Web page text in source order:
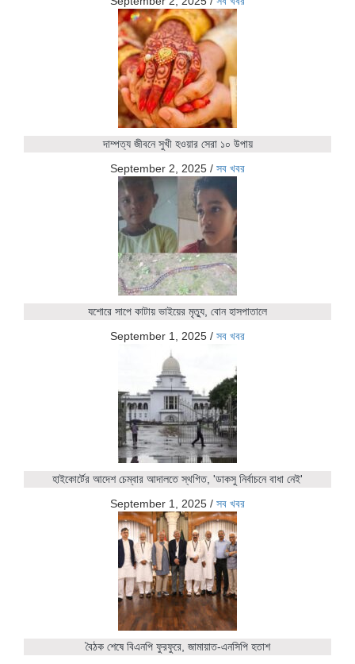
দাম্পত্য জীবনে সুখী হওয়ার সেরা ১০ উপায়
September 2, 2025 / সব খবর
যশোরে সাপে কাটায় ভাইয়ের মৃত্যু, বোন হাসপাতালে
September 1, 2025 / সব খবর
হাইকোর্টের আদেশ চেম্বার আদালতে স্থগিত, 'ডাকসু নির্বাচনে বাধা নেই'
September 1, 2025 / সব খবর
বৈঠক শেষে বিএনপি ফুরফুরে, জামায়াত-এনসিপি হতাশ